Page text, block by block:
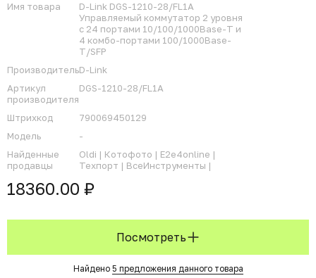
Имя товара
D-Link DGS-1210-28/FL1A
Управляемый коммутатор 2 уровня
с 24 портами 10/100/1000Base-T и
4 комбо-портами 100/1000Base-
T/SFP
ПроизводительD-Link
Артикул
производителя
DGS-1210-28/FL1A
Штрихкод
790069450129
Модель
-
Найденные
продавцы
Oldi | Котофото | E2e4online |
Техпорт | ВсеИнструменты |
18360.00 ₽
Посмотреть
Найдено 5 предложения данного товара